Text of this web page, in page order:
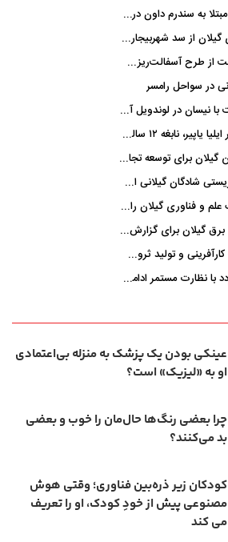
«امیر حیدری» بلاگر قمی مبتلا به سندرم داون درگذشت
بازدید معاون آب منطقه‌ای گیلان از سد شهربیجار برای تداوم تأمین آب شرب استان
بازدید بامدادی شهردار رشت از طرح آسفالت‌ریزی گسترده در مناطق پنج‌گانه
تصادف مرگبار موتورسیکلت با نیسان در لوندویل آستارا/ انتقال مصدوم با اورژانس هوایی به رشت
پایان تلخ جست‌وجو؛ پیکر ایلیا یاپیر، نابغه ۱۲ ساله لاهیجانی پیدا شد
ظرفیت ۵۰۰ هزار مرزنشین گیلان برای توسعه تجارت فعال می‌شود
یکی از شهدای حادثه تروریستی شادگان گیلانی است/ شهادت «سینا سیاه‌ نژاد» در درگیری با اشرار مسلح
آکادمی منتورشیپ در پارک علم و فناوری گیلان راه‌اندازی شد
پاداش ۳۰۰ میلیونی توزیع برق گیلان برای گزارش ماینرهای غیرمجاز
مهارت‌آموزی موتور محرک کارآفرینی و تولید ثروت است
شوقی: بهسازی معابر پرتردد با نظارت مستمر ادامه دارد
عینکی‌ بودن یک پزشک به منزله بی‌اعتمادی
او به «لیزیک» است؟
چرا بعضی رنگ‌ها حال‌مان را خوب و بعضی
بد می‌کنند؟
کودکان زیر ذره‌بین فناوری؛ وقتی هوش
مصنوعی پیش از خودِ کودک، او را تعریف
می ‌کند